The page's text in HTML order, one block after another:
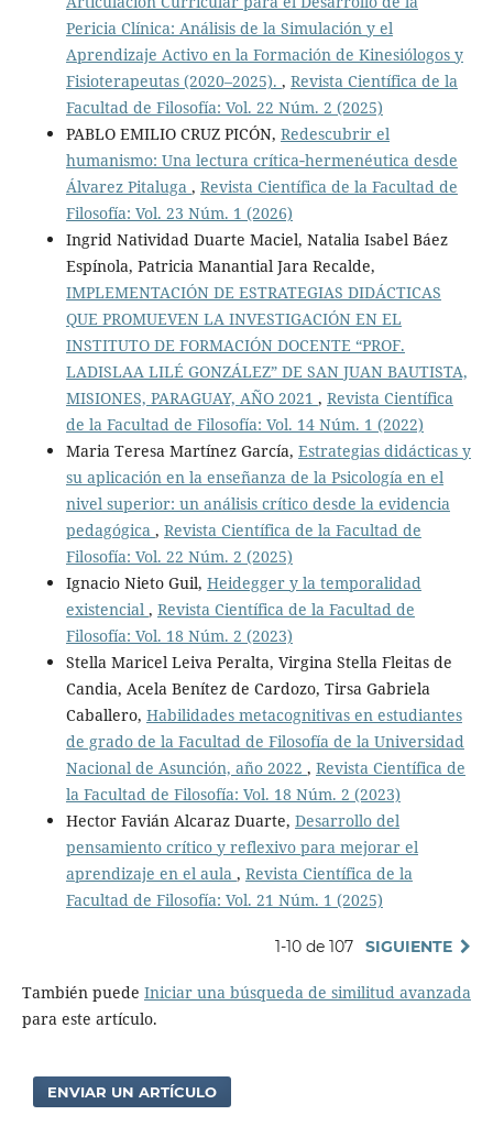
Pericia Clínica: Análisis de la Simulación y el
Aprendizaje Activo en la Formación de Kinesiólogos y
Fisioterapeutas (2020–2025). , Revista Científica de la
Facultad de Filosofía: Vol. 22 Núm. 2 (2025)
PABLO EMILIO CRUZ PICÓN, Redescubrir el
humanismo: Una lectura crítica‑hermenéutica desde
Álvarez Pitaluga , Revista Científica de la Facultad de
Filosofía: Vol. 23 Núm. 1 (2026)
Ingrid Natividad Duarte Maciel, Natalia Isabel Báez
Espínola, Patricia Manantial Jara Recalde,
IMPLEMENTACIÓN DE ESTRATEGIAS DIDÁCTICAS
QUE PROMUEVEN LA INVESTIGACIÓN EN EL
INSTITUTO DE FORMACIÓN DOCENTE “PROF.
LADISLAA LILÉ GONZÁLEZ” DE SAN JUAN BAUTISTA,
MISIONES, PARAGUAY, AÑO 2021 , Revista Científica
de la Facultad de Filosofía: Vol. 14 Núm. 1 (2022)
Maria Teresa Martínez García, Estrategias didácticas y
su aplicación en la enseñanza de la Psicología en el
nivel superior: un análisis crítico desde la evidencia
pedagógica , Revista Científica de la Facultad de
Filosofía: Vol. 22 Núm. 2 (2025)
Ignacio Nieto Guil, Heidegger y la temporalidad
existencial , Revista Científica de la Facultad de
Filosofía: Vol. 18 Núm. 2 (2023)
Stella Maricel Leiva Peralta, Virgina Stella Fleitas de
Candia, Acela Benítez de Cardozo, Tirsa Gabriela
Caballero, Habilidades metacognitivas en estudiantes
de grado de la Facultad de Filosofía de la Universidad
Nacional de Asunción, año 2022 , Revista Científica de
la Facultad de Filosofía: Vol. 18 Núm. 2 (2023)
Hector Favián Alcaraz Duarte, Desarrollo del
pensamiento crítico y reflexivo para mejorar el
aprendizaje en el aula , Revista Científica de la
Facultad de Filosofía: Vol. 21 Núm. 1 (2025)
1-10 de 107 SIGUIENTE
También puede Iniciar una búsqueda de similitud avanzada
para este artículo.
ENVIAR UN ARTÍCULO